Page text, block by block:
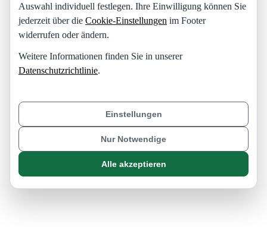
Auswahl individuell festlegen. Ihre Einwilligung können Sie
jederzeit über die Cookie-Einstellungen im Footer
widerrufen oder ändern.
Weitere Informationen finden Sie in unserer
Datenschutzrichtlinie.
Einstellungen
Nur Notwendige
Alle akzeptieren